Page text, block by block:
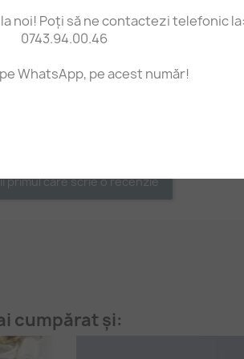
noi! Poți să ne contactezi telefonic la:
0743.94.00.46
WhatsApp, pe acest număr!
Dimensiuni: cerc inel
diametru 8 mm.
primul care scrie o recenzie
cumpărat și: